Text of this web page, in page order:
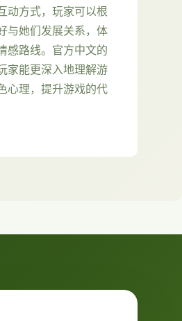
动方式，玩家可以根
与她们发展关系，体
感路线。官方中文的
家能更深入地理解游
心理，提升游戏的代